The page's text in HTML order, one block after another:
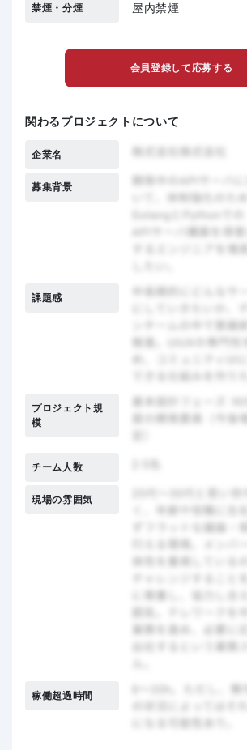
禁煙・分煙 屋内禁煙
会員登録して応募する
関わるプロジェクトについて
企業名
募集背景
課題感
プロジェクト規
模
チーム人数
現場の雰囲気
稼働超過時間